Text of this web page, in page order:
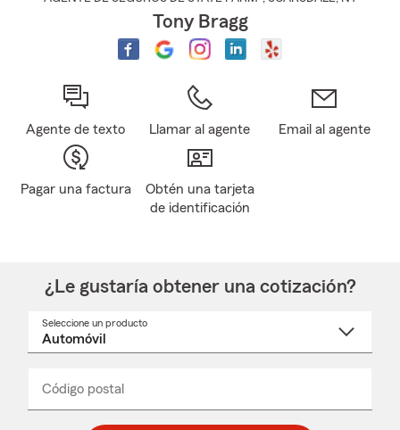
Tony Bragg
Agente de texto Llamar al agente Email al agente
Pagar una factura
Obtén una tarjeta
de identificación
¿Le gustaría obtener una cotización?
Seleccione un producto
desplegable
Código postal
_____